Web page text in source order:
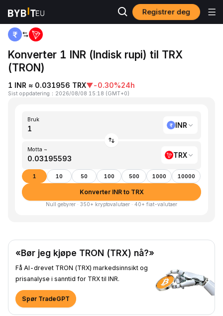
Registrer deg
Hjem INR to TRX
Konverter 1 INR (Indisk rupi) til TRX
(TRON)
1 INR ≈ 0.031956 TRX▼-0.30%24h
Sist oppdatering ： 2026/08/08 15:18 (GMT+0)
Bruk
INR
Motta ~
TRX
1 10 50 100 500 1000 10000
Konverter INR to TRX
Null gebyrer · 350+ kryptovalutaer · 40+ fiat-valutaer
«Bør jeg kjøpe TRON (TRX) nå?»
Få AI-drevet TRON (TRX) markedsinnsikt og
prisanalyse i sanntid for TRX til INR.
Spør TradeGPT